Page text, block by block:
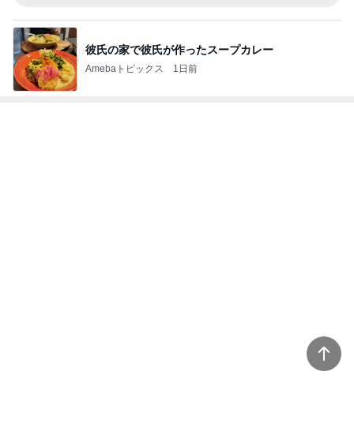
彼氏の家で彼氏が作ったスープカレー
Amebaトピックス 1日前